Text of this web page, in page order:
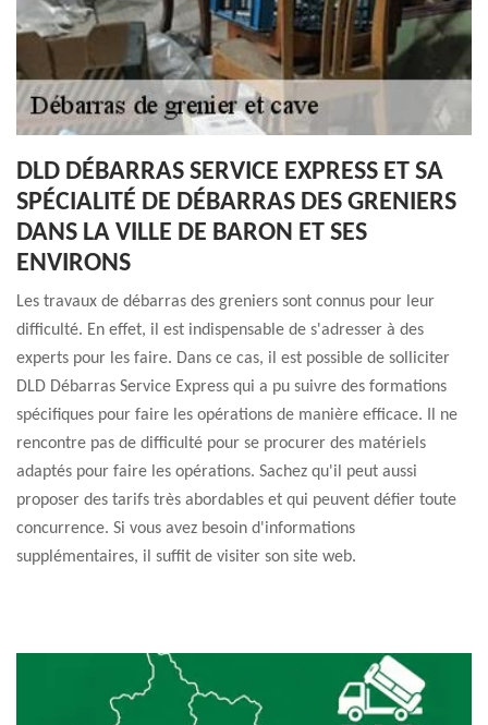
DLD DÉBARRAS SERVICE EXPRESS ET SA
SPÉCIALITÉ DE DÉBARRAS DES GRENIERS
DANS LA VILLE DE BARON ET SES
ENVIRONS
Les travaux de débarras des greniers sont connus pour leur
difficulté. En effet, il est indispensable de s'adresser à des
experts pour les faire. Dans ce cas, il est possible de solliciter
DLD Débarras Service Express qui a pu suivre des formations
spécifiques pour faire les opérations de manière efficace. Il ne
rencontre pas de difficulté pour se procurer des matériels
adaptés pour faire les opérations. Sachez qu'il peut aussi
proposer des tarifs très abordables et qui peuvent défier toute
concurrence. Si vous avez besoin d'informations
supplémentaires, il suffit de visiter son site web.